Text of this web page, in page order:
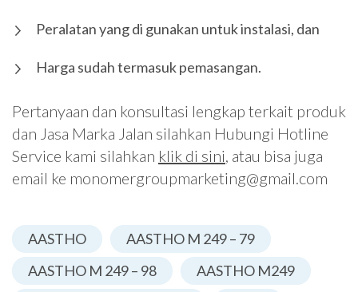
Peralatan yang di gunakan untuk instalasi, dan
Harga sudah termasuk pemasangan.
Pertanyaan dan konsultasi lengkap terkait produk
dan Jasa Marka Jalan silahkan Hubungi Hotline
Service kami silahkan klik di sini , atau bisa juga
email ke monomergroupmarketing@gmail.com
AASTHO
AASTHO M 249 – 79
AASTHO M 249 – 98
AASTHO M249